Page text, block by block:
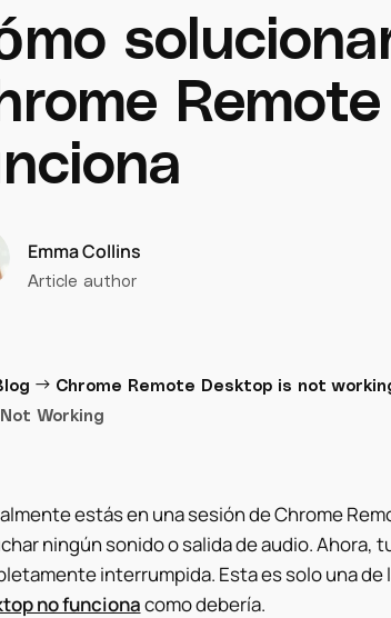
Emma Collins
Article author
→ Chrome Remote Desktop is not
Working
estás en una sesión de Chrome
ningún sonido o salida de audio.
interrumpida. Esta es solo una
no funcionacomo debería.